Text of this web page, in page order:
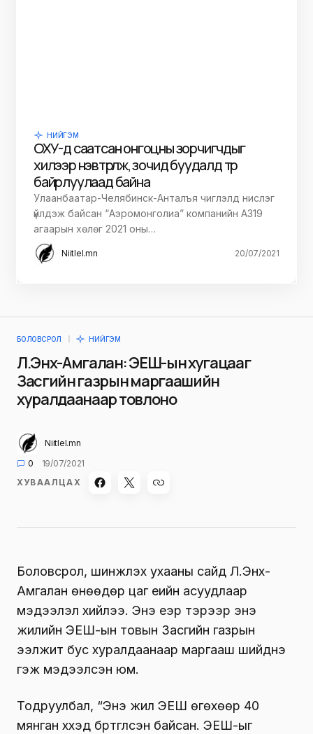
НИЙГЭМ
ОХУ-д саатсан онгоцны зорчигчдыг
хилээр нэвтрүүлж, зочид буудалд түр
байрлуулаад байна
Улаанбаатар-Челябинск-Анталъя чиглэлд нислэг
үйлдэж байсан “Аэромонголиа” компанийн А319
агаарын хөлөг 2021 оны…
Niitlel.mn 20/07/2021
БОЛОВСРОЛ НИЙГЭМ
Л.Энх-Амгалан: ЭЕШ-ын хугацааг
Засгийн газрын маргаашийн
хуралдаанаар товлоно
Niitlel.mn
0
19/07/2021
ХУВААЛЦАХ
Боловсрол, шинжлэх ухааны сайд Л.Энх-
Амгалан өнөөдөр цаг үеийн асуудлаар
мэдээлэл хийлээ. Энэ үеэр тэрээр энэ
жилийн ЭЕШ-ын товын Засгийн газрын
ээлжит бус хуралдаанаар маргааш шийднэ
гэж мэдээлсэн юм.
Тодруулбал, “Энэ жил ЭЕШ өгөхөөр 40
мянган хүүхэд бүртгүүлсэн байсан. ЭЕШ-ыг